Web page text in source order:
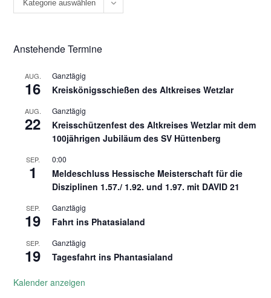
Kategorie auswählen
Anstehende Termine
AUG.
16
Ganztägig
Kreiskönigsschießen des Altkreises Wetzlar
AUG.
22
Ganztägig
Kreisschützenfest des Altkreises Wetzlar mit dem
100jährigen Jubiläum des SV Hüttenberg
SEP.
1
0:00
Meldeschluss Hessische Meisterschaft für die
Disziplinen 1.57./ 1.92. und 1.97. mit DAVID 21
SEP.
19
Ganztägig
Fahrt ins Phatasialand
SEP.
19
Ganztägig
Tagesfahrt ins Phantasialand
Kalender anzeigen